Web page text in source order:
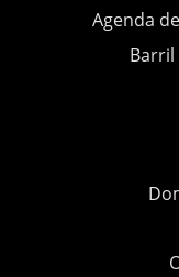
Agenda
Barril